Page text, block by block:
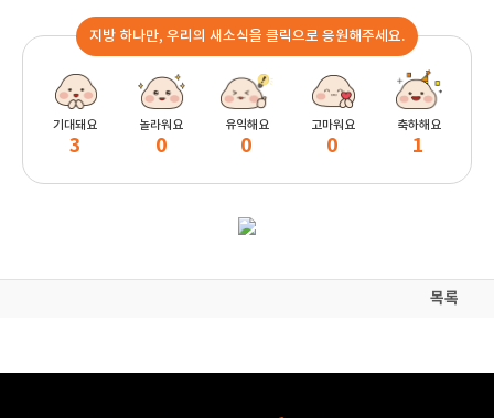
지방 하나만, 우리의 새소식을 클릭으로 응원해주세요.
기대돼요
3
놀라워요
0
유익해요
0
고마워요
0
축하해요
1
목록